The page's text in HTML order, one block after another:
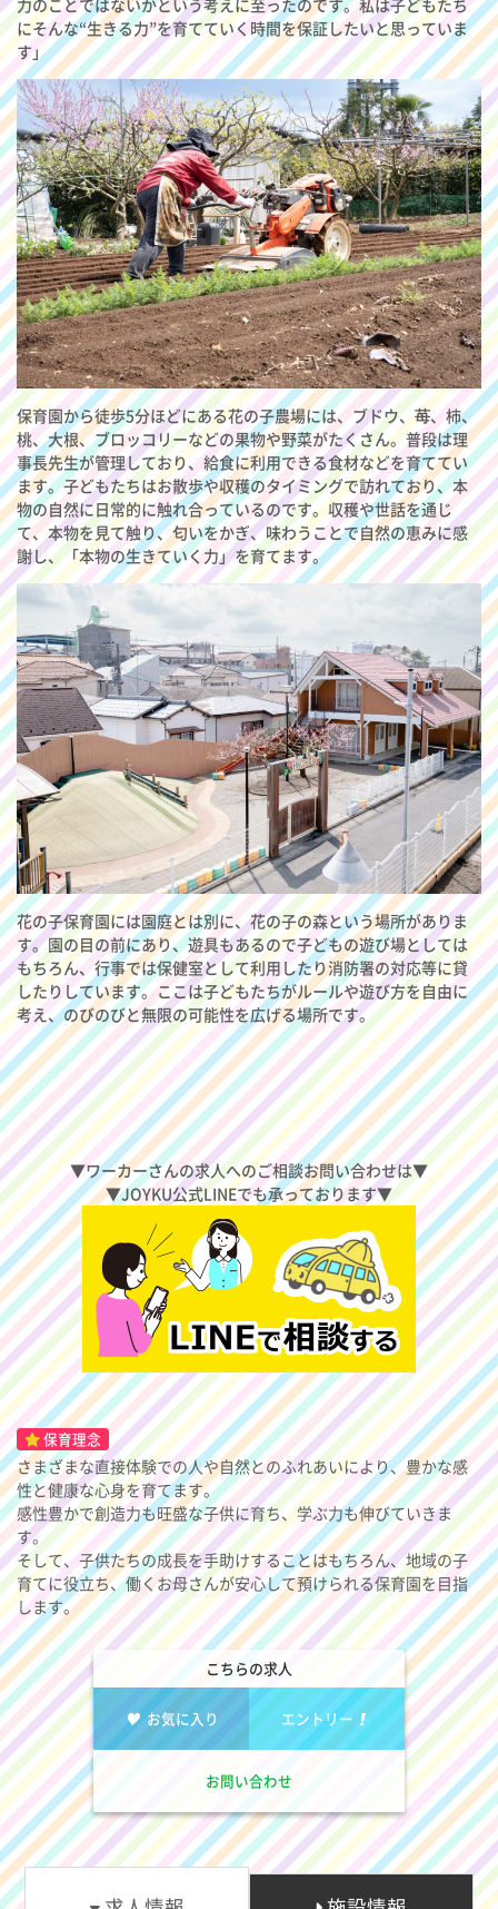
にそんな“生きる力”を育てていく時間を保証したいと思っていま
す」
保育園から徒歩5分ほどにある花の子農場には、ブドウ、苺、柿、
桃、大根、ブロッコリーなどの果物や野菜がたくさん。普段は理
事長先生が管理しており、給食に利用できる食材などを育ててい
ます。子どもたちはお散歩や収穫のタイミングで訪れており、本
物の自然に日常的に触れ合っているのです。収穫や世話を通じ
て、本物を見て触り、匂いをかぎ、味わうことで自然の恵みに感
謝し、「本物の生きていく力」を育てます。
花の子保育園には園庭とは別に、花の子の森という場所がありま
す。園の目の前にあり、遊具もあるので子どもの遊び場としては
もちろん、行事では保健室として利用したり消防署の対応等に貸
したりしています。ここは子どもたちがルールや遊び方を自由に
考え、のびのびと無限の可能性を広げる場所です。
▼ワーカーさんの求人へのご相談お問い合わせは▼
▼JOYKU公式LINEでも承っております▼
保育理念
さまざまな直接体験での人や自然とのふれあいにより、豊かな感
性と健康な心身を育てます。
感性豊かで創造力も旺盛な子供に育ち、学ぶ力も伸びていきま
す。
そして、子供たちの成長を手助けすることはもちろん、地域の子
育てに役立ち、働くお母さんが安心して預けられる保育園を目指
します。
こちらの求人
お気に入り エントリー
お問い合わせ